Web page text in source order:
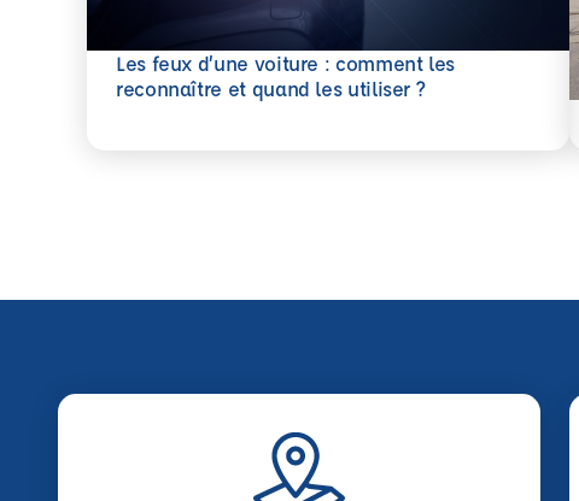
Les feux d’une voiture : comment les
reconnaître et quand les utiliser ?
En savoir plus